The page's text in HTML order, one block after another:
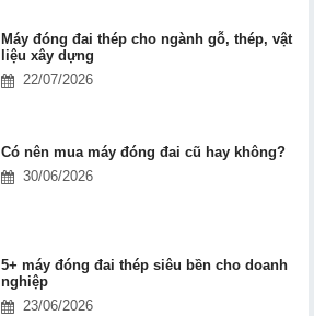
Máy đóng đai thép cho ngành gỗ, thép, vật
liệu xây dựng
22/07/2026
Có nên mua máy đóng đai cũ hay không?
30/06/2026
5+ máy đóng đai thép siêu bền cho doanh
nghiệp
23/06/2026